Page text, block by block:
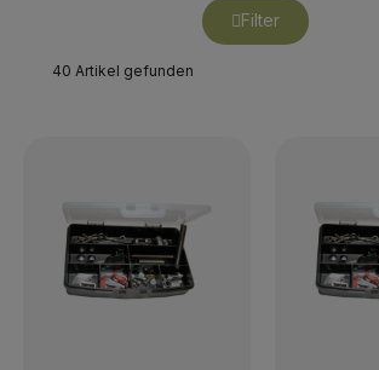
40 Artikel gefunden
Filter